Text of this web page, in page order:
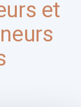
et